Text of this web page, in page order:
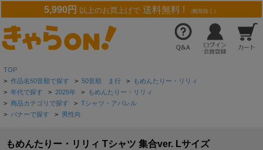
5,990円 以上のお買上げで 送料無料 ! （離島除く）
TOP
> 作品名50音順で探す > 50音順 ま行 > もめんたりー・リリィ
> 年代で探す > 2025年 > もめんたりー・リリィ
> 商品カテゴリで探す > Tシャツ・アパレル
> バナーで探す > 男性向
もめんたりー・リリィ Tシャツ 集合ver. Lサイズ